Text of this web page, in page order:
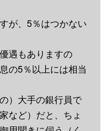
が、5％はつかない
遇もありますの
の5％以上には相当
）大手の銀行員で
など）だと、ちょ